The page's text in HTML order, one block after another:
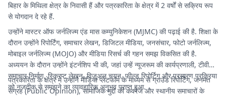
बिहार के मिथिला क्षेत्र के निवासी हैं और पत्रकारिता के क्षेत्र में 2 वर्षों से सक्रिय रूप
से योगदान दे रहे हैं.
उन्होंने मास्टर ऑफ जर्नलिज्म एंड मास कम्युनिकेशन (MJMC) की पढ़ाई की है. शिक्षा के
दौरान उन्होंने रिपोर्टिंग, समाचार लेखन, डिजिटल मीडिया, जनसंचार, फोटो जर्नलिज्म,
मोबाइल जर्नलिज्म (MOJO) और मीडिया रिसर्च की गहन समझ विकसित की है.
अध्ययन के दौरान उन्होंने इंटर्नशिप भी की, जहां उन्हें न्यूजरूम की कार्यप्रणाली, टीवी
समाचार निर्माण, स्क्रिप्ट लेखन, विजुअल चयन, फील्ड रिपोर्टिग और प्रसारण प्रक्रिया
को नजदीक से समझने का व्यावहारिक अनुभव प्राप्त हुआ.
पत्रकारिता के क्षेत्र में उन्होंने मीडिया प्लेटफॉर्म के माध्यम से ग्राउंड रिपोर्टिंग, जनमत
संग्रह (Public Opinion), सामाजिक मुद्दों की कवरेज और स्थानीय समाचारों के